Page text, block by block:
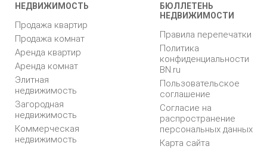
НЕДВИЖИМОСТЬ
Продажа квартир
Продажа комнат
Аренда квартир
Аренда комнат
Элитная
недвижимость
Загородная
недвижимость
Коммерческая
недвижимость
БЮЛЛЕТЕНЬ
НЕДВИЖИМОСТИ
Правила перепечатки
Политика
конфиденциальности
BN.ru
Пользовательское
соглашение
Согласие на
распространение
персональных данных
Карта сайта